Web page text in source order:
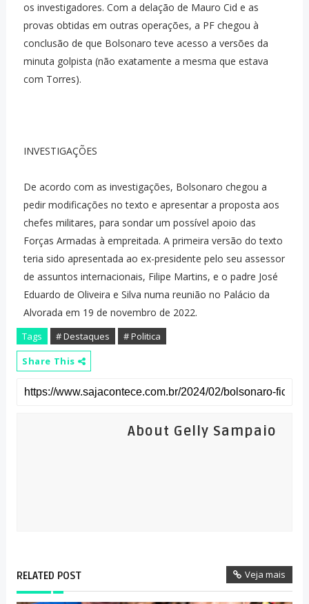
os investigadores. Com a delação de Mauro Cid e as
provas obtidas em outras operações, a PF chegou à
conclusão de que Bolsonaro teve acesso a versões da
minuta golpista (não exatamente a mesma que estava
com Torres).
INVESTIGAÇÕES
De acordo com as investigações, Bolsonaro chegou a
pedir modificações no texto e apresentar a proposta aos
chefes militares, para sondar um possível apoio das
Forças Armadas à empreitada. A primeira versão do texto
teria sido apresentada ao ex-presidente pelo seu assessor
de assuntos internacionais, Filipe Martins, e o padre José
Eduardo de Oliveira e Silva numa reunião no Palácio da
Alvorada em 19 de novembro de 2022.
Tags # Destaques
# Politica
Share This
About Gelly Sampaio
RELATED POST Veja mais